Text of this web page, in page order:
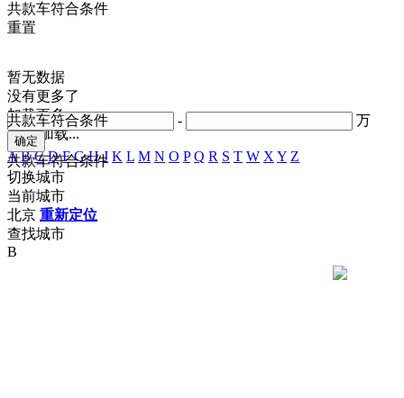
- 万
共款车符合条件
共款车符合条件
共款车符合条件
重置
暂无数据
没有更多了
加载更多
正在加载...
A B C D F G H J K L M N O P Q R S T W X Y Z
切换城市
当前城市
北京 重新定位
查找城市
B